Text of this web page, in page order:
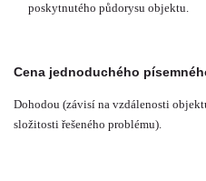
poskytnutého půdorysu objektu.
Cena jednoduchého
Dohodou (závisí na vzdálenosti
složitosti řešeného problému).